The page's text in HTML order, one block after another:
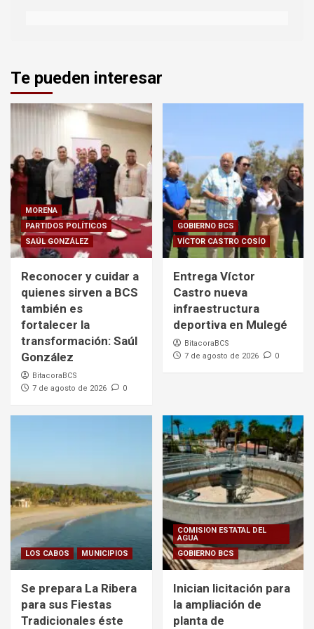
Te pueden interesar
MORENA
PARTIDOS POLÍTICOS
SAÚL GONZÁLEZ
Reconocer y cuidar a
quienes sirven a BCS
también es
fortalecer la
transformación: Saúl
González
BitacoraBCS
7 de agosto de 2026
0
GOBIERNO BCS
VÍCTOR CASTRO COSÍO
Entrega Víctor
Castro nueva
infraestructura
deportiva en Mulegé
BitacoraBCS
7 de agosto de 2026
0
LOS CABOS MUNICIPIOS
Se prepara La Ribera
para sus Fiestas
Tradicionales éste
COMISION ESTATAL DEL
AGUA
GOBIERNO BCS
Inician licitación para
la ampliación de
planta de